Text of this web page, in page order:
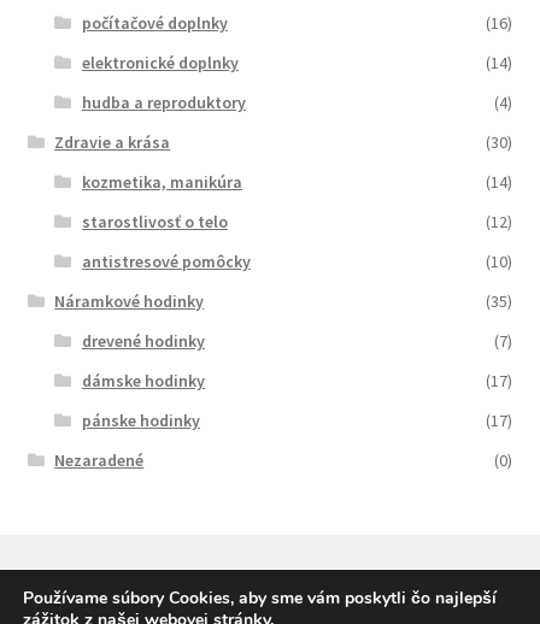
počítačové doplnky
(16)
elektronické doplnky
(14)
hudba a reproduktory
(4)
Zdravie a krása
(30)
kozmetika, manikúra
(14)
starostlivosť o telo
(12)
antistresové pomôcky
(10)
Náramkové hodinky
(35)
drevené hodinky
(7)
dámske hodinky
(17)
pánske hodinky
(17)
Nezaradené
(0)
Používame súbory Cookies, aby sme vám poskytli čo najlepší